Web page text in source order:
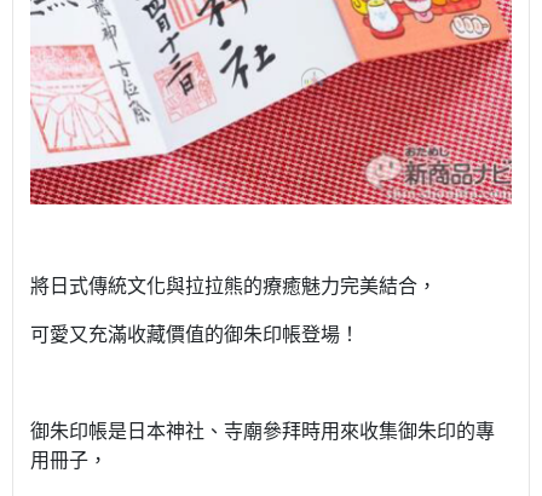
將日式傳統文化與拉拉熊的療癒魅力完美結合，
可愛又充滿收藏價值的御朱印帳登場！
御朱印帳是日本神社、寺廟參拜時用來收集御朱印的專
用冊子，